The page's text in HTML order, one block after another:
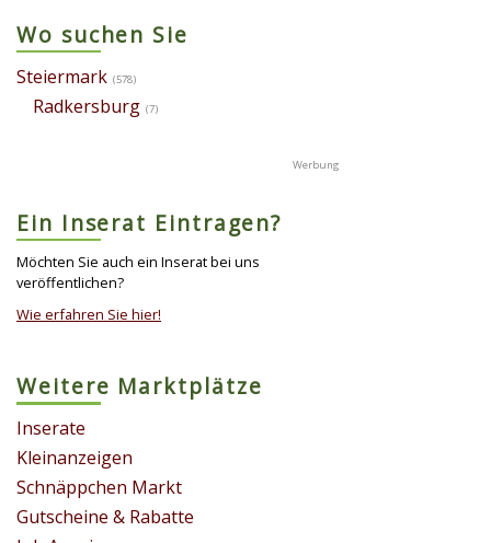
Wo suchen Sie
Steiermark (578)
Radkersburg (7)
Ein Inserat Eintragen?
Möchten Sie auch ein Inserat bei uns
veröffentlichen?
Wie erfahren Sie hier!
Weitere Marktplätze
Inserate
Kleinanzeigen
Schnäppchen Markt
Gutscheine & Rabatte